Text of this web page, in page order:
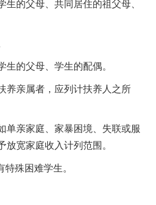
的父母、共同居住的祖父母、
的父母、学生的配偶。
养亲属者，应列计扶养人之所
单亲家庭、家暴困境、失联或服
宽家庭收入计列范围。
殊困难学生。